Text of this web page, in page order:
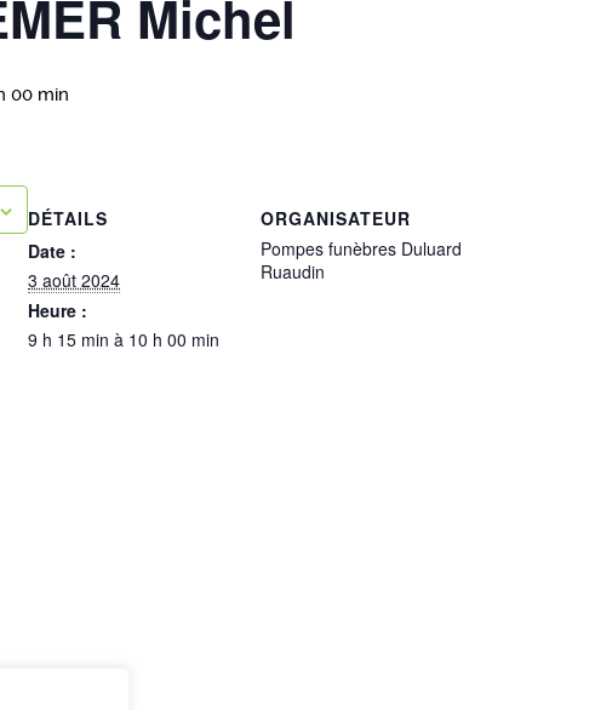
Michel
00 min
DÉTAILS
Date :
3 août 2024
Heure :
9 h 15 min à 10 h 00 min
ORGANISATEUR
Pompes funèbres Duluard
Ruaudin